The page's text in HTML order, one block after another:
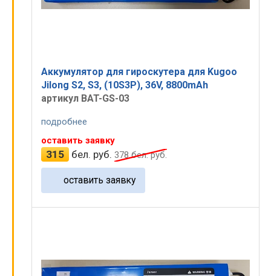
Аккумулятор для гироскутера для Kugoo
Jilong S2, S3, (10S3P), 36V, 8800mAh
артикул BAT-GS-03
подробнее
оставить заявку
315 бел. руб. 378бел. руб.
оставить заявку